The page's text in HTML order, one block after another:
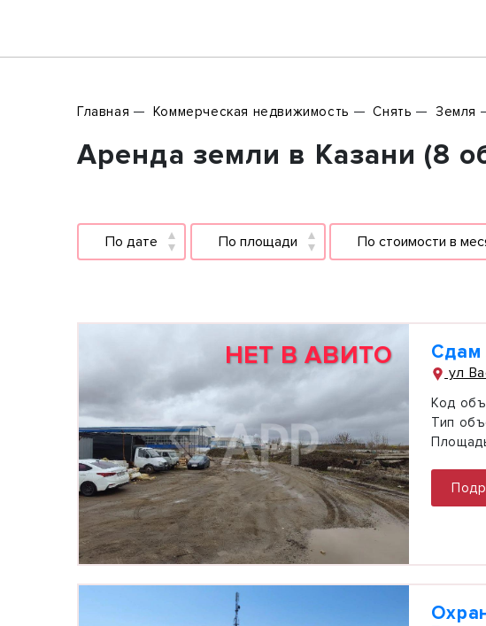
Главная Коммерческая недвижимость Снять Земля
Аренда земли в Казани (8
По дате По площади По стоимости в
НЕТ В АВИТО Сдам
ул
Код
Тип